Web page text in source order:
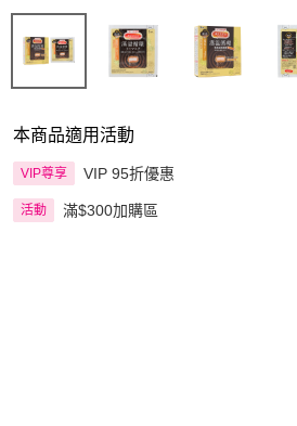
本商品適用活動
VIP尊享 VIP 95折優惠
活動 滿$300加購區